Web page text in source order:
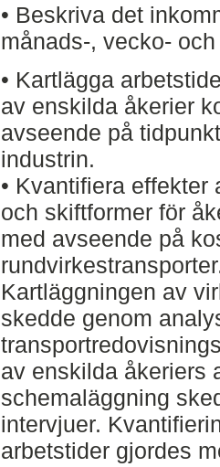
• Beskriva det
månads-, vecko-
• Kartlägga
av enskilda åkerier
avseende på
industrin.
• Kvantifiera
och skiftformer för
med avseende på
Kartläggningen av
skedde genom
av enskilda åkeriers
schemaläggning
intervjuer.
arbetstider gjordes